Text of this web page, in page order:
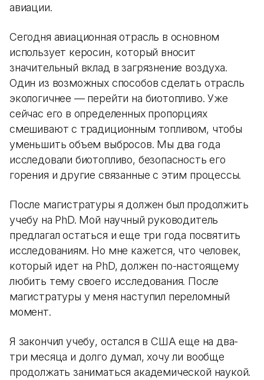
авиации.
Сегодня авиационная отрасль в основном
использует керосин, который вносит
значительный вклад в загрязнение воздуха.
Один из возможных способов сделать отрасль
экологичнее — перейти на биотопливо. Уже
сейчас его в определенных пропорциях
смешивают с традиционным топливом, чтобы
уменьшить объем выбросов. Мы два года
исследовали биотопливо, безопасность его
горения и другие связанные с этим процессы.
После магистратуры я должен был продолжить
учебу на PhD. Мой научный руководитель
предлагал остаться и еще три года посвятить
исследованиям. Но мне кажется, что человек,
который идет на PhD, должен по-настоящему
любить тему своего исследования. После
магистратуры у меня наступил переломный
момент.
Я закончил учебу, остался в США еще на два-
три месяца и долго думал, хочу ли вообще
продолжать заниматься академической наукой.